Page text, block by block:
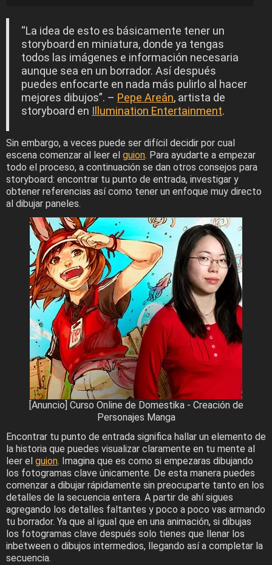
“La idea de esto es básicamente tener un
storyboard en miniatura, donde ya tengas
todos las imágenes e información necesaria
aunque sea en un borrador. Así después
puedes enfocarte en nada más pulirlo al hacer
mejores dibujos”. – Pepe Areán, artista de
storyboard en Illumination Entertainment.
Sin embargo, a veces puede ser difícil decidir por cual
escena comenzar al leer el guion. Para ayudarte a empezar
todo el proceso, a continuación se dan otros consejos para
storyboard: encontrar tu punto de entrada, investigar y
obtener referencias así como tener un enfoque muy directo
al dibujar paneles.
[Anuncio] Curso Online de Domestika - Creación de
Personajes Manga
Encontrar tu punto de entrada significa hallar un elemento de
la historia que puedes visualizar claramente en tu mente al
leer el guion. Imagina que es como si empezaras dibujando
los fotogramas clave únicamente. De esta manera puedes
comenzar a dibujar rápidamente sin preocuparte tanto en los
detalles de la secuencia entera. A partir de ahí sigues
agregando los detalles faltantes y poco a poco vas armando
tu borrador. Ya que al igual que en una animación, si dibujas
los fotogramas clave después solo tienes que llenar los
inbetween o dibujos intermedios, llegando así a completar la
secuencia.